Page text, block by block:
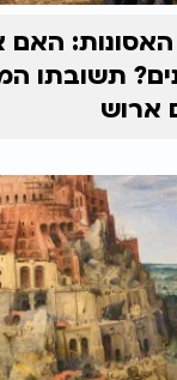
האם
תשובתו
ארוש